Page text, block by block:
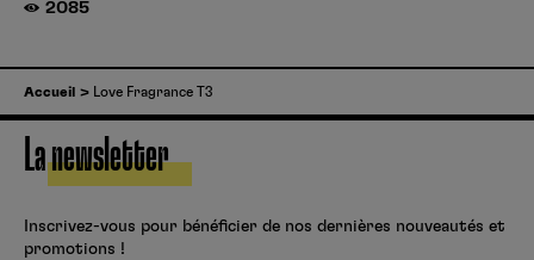
2085
Accueil Love Fragrance T3
La newsletter
Inscrivez-vous pour bénéficier de nos dernières nouveautés et
promotions !